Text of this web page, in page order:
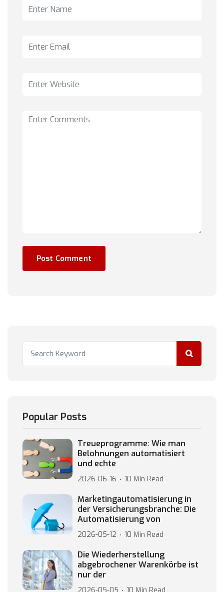
Popular Posts
Treueprogramme: Wie man
Belohnungen automatisiert
und echte
2026-06-16 10 Min Read
Marketingautomatisierung in
der Versicherungsbranche: Die
Automatisierung von
2026-05-12 10 Min Read
Die Wiederherstellung
abgebrochener Warenkörbe ist
nur der